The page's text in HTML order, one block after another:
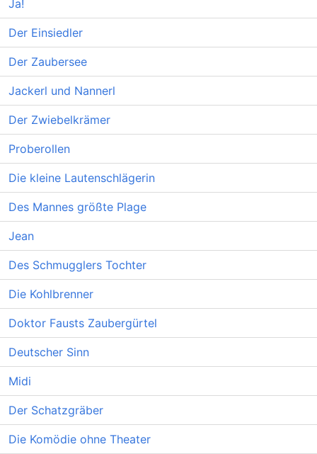
Ja!
Der Einsiedler
Der Zaubersee
Jackerl und Nannerl
Der Zwiebelkrämer
Proberollen
Die kleine Lautenschlägerin
Des Mannes größte Plage
Jean
Des Schmugglers Tochter
Die Kohlbrenner
Doktor Fausts Zaubergürtel
Deutscher Sinn
Midi
Der Schatzgräber
Die Komödie ohne Theater